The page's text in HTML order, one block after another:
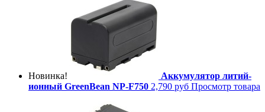
Новинка!
Аккумулятор литий-
ионный GreenBean NP-F750 2,790 руб Просмотр товара